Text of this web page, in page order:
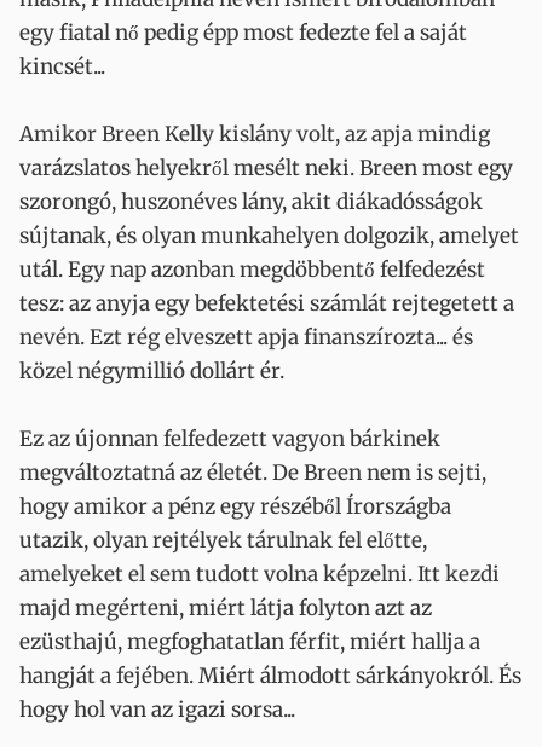
egy fiatal nő pedig épp most fedezte fel a saját
kincsét...
Amikor Breen Kelly kislány volt, az apja mindig
varázslatos helyekről mesélt neki. Breen most egy
szorongó, huszonéves lány, akit diákadósságok
sújtanak, és olyan munkahelyen dolgozik, amelyet
utál. Egy nap azonban megdöbbentő felfedezést
tesz: az anyja egy befektetési számlát rejtegetett a
nevén. Ezt rég elveszett apja finanszírozta... és
közel négymillió dollárt ér.
Ez az újonnan felfedezett vagyon bárkinek
megváltoztatná az életét. De Breen nem is sejti,
hogy amikor a pénz egy részéből Írországba
utazik, olyan rejtélyek tárulnak fel előtte,
amelyeket el sem tudott volna képzelni. Itt kezdi
majd megérteni, miért látja folyton azt az
ezüsthajú, megfoghatatlan férfit, miért hallja a
hangját a fejében. Miért álmodott sárkányokról. És
hogy hol van az igazi sorsa...